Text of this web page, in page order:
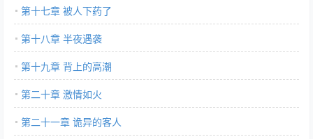
第十七章 被人下药了
第十八章 半夜遇袭
第十九章 背上的高潮
第二十章 激情如火
第二十一章 诡异的客人